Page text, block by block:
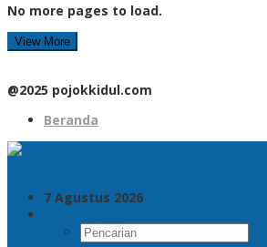
No more pages to load.
View More
@2025 pojokkidul.com
Beranda
7 Agustus 2026